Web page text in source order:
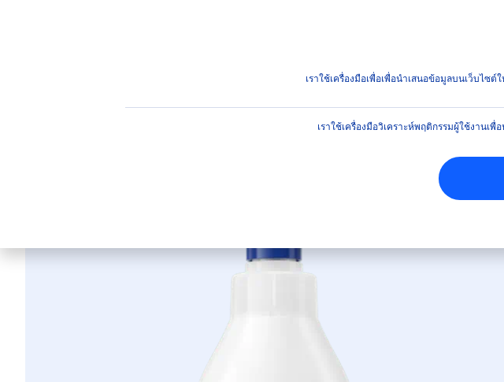
เราใช้เครื่องมือเพื่อเพื่อนำเสนอข้อมูลบนเว็บไซ
เราใช้เครื่องมือวิเคราะห์พฤติกรรมผู้ใช้งานเ
นีเวีย บอดี้ โลชั่น เอ็กซ์ตร้า ไบรท์
นีเวีย บอดี้ โลชั่น เอ็กซ์